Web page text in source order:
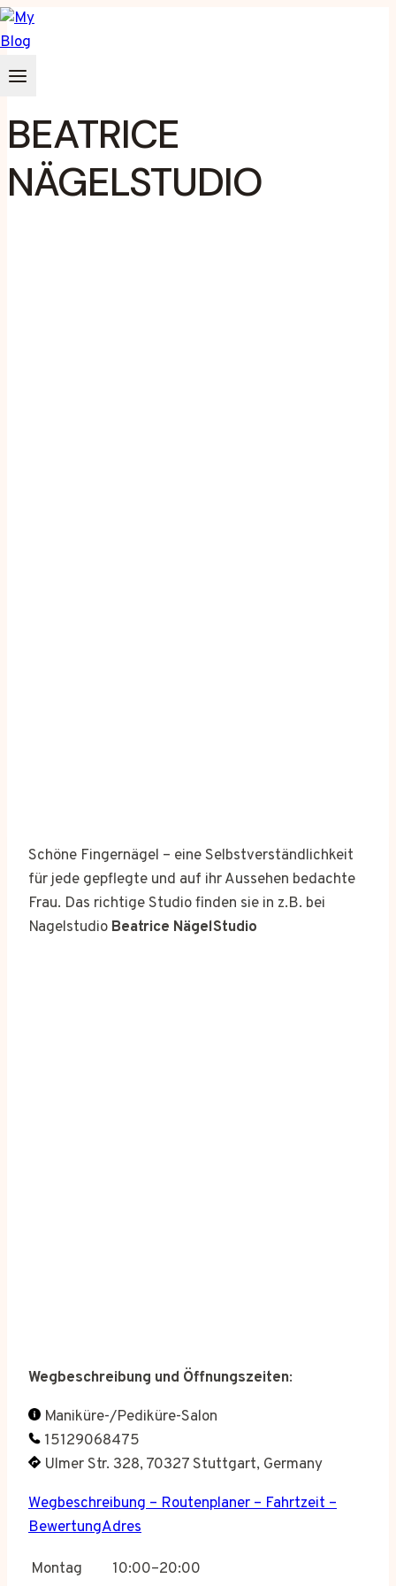
Zum
Inhalt
springen
BEATRICE
NÄGELSTUDIO
Schöne Fingernägel – eine Selbstverständlichkeit
für jede gepflegte und auf ihr Aussehen bedachte
Frau. Das richtige Studio finden sie in z.B. bei
Nagelstudio Beatrice NägelStudio
Wegbeschreibung und Öffnungszeiten:
Maniküre-/Pediküre-Salon
15129068475
Ulmer Str. 328, 70327 Stuttgart, Germany
Wegbeschreibung – Routenplaner – Fahrtzeit –
BewertungAdres
Montag 10:00–20:00